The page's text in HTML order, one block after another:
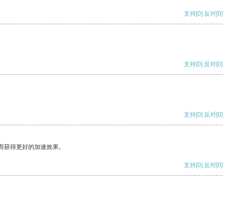
支持[0] 反对[0]
支持[0] 反对[0]
支持[0] 反对[0]
得更好的加速效果。
支持[0] 反对[0]